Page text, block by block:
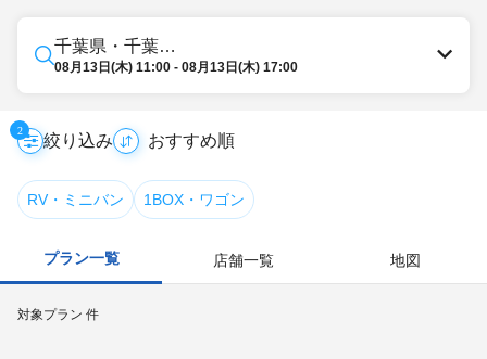
千葉県・千葉・市原
08月13日(木) 11:00 - 08月13日(木) 17:00
2
絞り込み
RV・ミニバン 1BOX・ワゴン
プラン一覧 店舗一覧 地図
対象プラン 件